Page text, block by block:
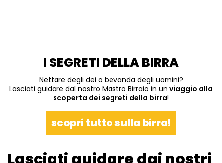
I SEGRETI DELLA BIRRA
Nettare degli dei o bevanda degli uomini?
Lasciati guidare dal nostro Mastro Birraio in un viaggio alla
scoperta dei segreti della birra!
scopri tutto sulla birra!